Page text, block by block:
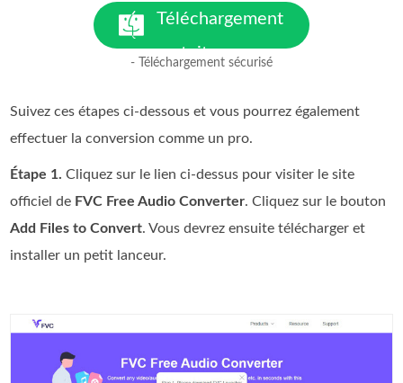
Téléchargement
gratuit
pour macOS 10.7 ou version
- Téléchargement sécurisé
Suivez ces étapes ci-dessous et vous pourrez également
effectuer la conversion comme un pro.
Étape 1. Cliquez sur le lien ci-dessus pour visiter le site
officiel de FVC Free Audio Converter. Cliquez sur le bouton
Add Files to Convert. Vous devrez ensuite télécharger et
installer un petit lanceur.